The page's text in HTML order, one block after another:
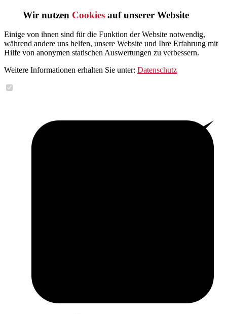
Wir nutzen Cookies auf unserer Website
Einige von ihnen sind für die Funktion der Website notwendig,
während andere uns helfen, unsere Website und Ihre Erfahrung mit
Hilfe von anonymen statischen Auswertungen zu verbessern.
Weitere Informationen erhalten Sie unter: Datenschutz